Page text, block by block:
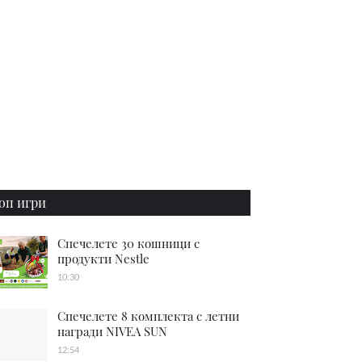
игри
Спечелете 30 кошници с
продукти Nestle
10:30
Спечелете 8 комплекта с летни
награди NIVEA SUN
12:54